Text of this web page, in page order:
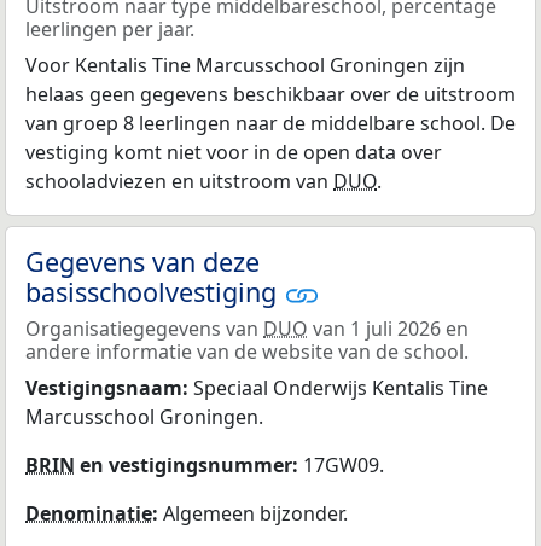
Uitstroom naar type middelbareschool, percentage
leerlingen per jaar.
Voor Kentalis Tine Marcusschool Groningen zijn
helaas geen gegevens beschikbaar over de uitstroom
van groep 8 leerlingen naar de middelbare school. De
vestiging komt niet voor in de open data over
schooladviezen en uitstroom van DUO.
Gegevens van deze
basisschoolvestiging
Organisatiegegevens van DUO van 1 juli 2026 en
andere informatie van de website van de school.
Vestigingsnaam: Speciaal Onderwijs Kentalis Tine
Marcusschool Groningen.
BRIN en vestigingsnummer: 17GW09.
Denominatie: Algemeen bijzonder.